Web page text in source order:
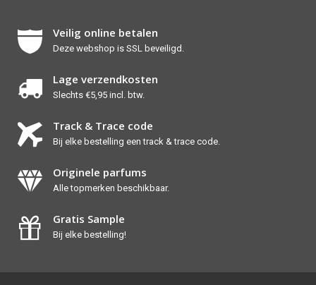
Veilig online betalen
Deze webshop is SSL beveiligd.
Lage verzendkosten
Slechts €5,95 incl. btw.
Track & Trace code
Bij elke bestelling een track & trace code.
Originele parfums
Alle topmerken beschikbaar.
Gratis Sample
Bij elke bestelling!